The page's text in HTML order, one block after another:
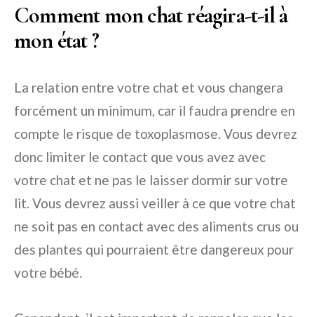
Comment mon chat réagira-t-il à
mon état ?
La relation entre votre chat et vous changera
forcément un minimum, car il faudra prendre en
compte le risque de toxoplasmose. Vous devrez
donc limiter le contact que vous avez avec
votre chat et ne pas le laisser dormir sur votre
lit. Vous devrez aussi veiller à ce que votre chat
ne soit pas en contact avec des aliments crus ou
des plantes qui pourraient être dangereux pour
votre bébé.